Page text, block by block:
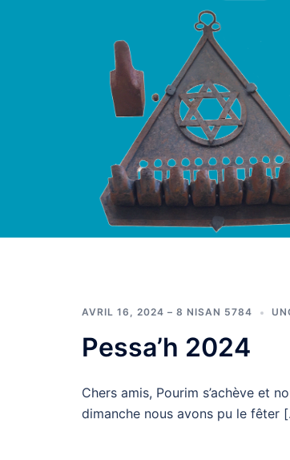
AVRIL 16, 2024 – 8 NISAN 5784
Pessa’h 2024
Chers amis, Pourim s’achève et
dimanche nous avons pu le fêter